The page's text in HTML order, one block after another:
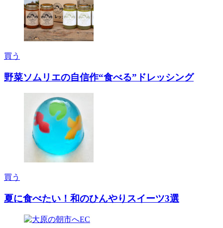
買う
野菜ソムリエの自信作“食べる”ドレッシング
買う
夏に食べたい！和のひんやりスイーツ3選